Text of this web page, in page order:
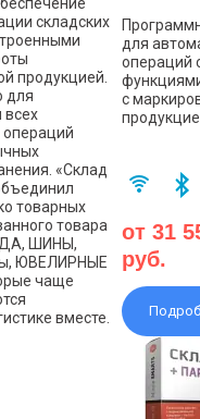
складских
продукцией.
для
всех
операций
«Склад
товарных
товара
ШИНЫ,
ЮВЕЛИРНЫЕ
чаще
вместе.
для
операций
с
от 31
руб.